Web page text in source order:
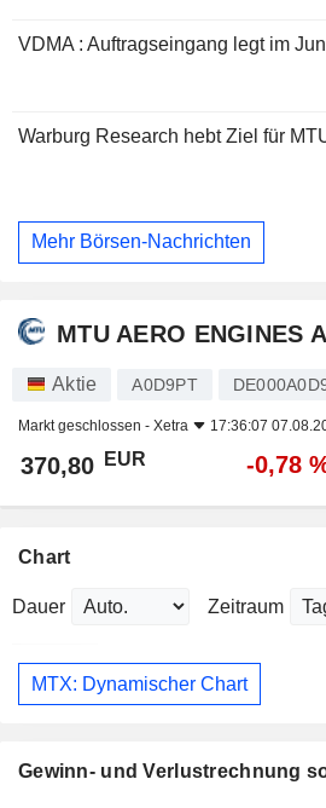
VDMA : Auftragseingang legt im
Warburg Research hebt Ziel für
Mehr Börsen-Nachrichten
MTU AERO ENGINES
Aktie A0D9PT
Markt geschlossen - Xetra 17:36:07
370,80 EUR -0,78
Chart
Dauer Zeitraum
MTX: Dynamischer Chart
Gewinn- und Verlustrechnung